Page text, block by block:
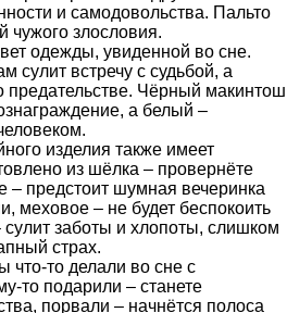
и самодовольства. Пальто
чужого злословия.
одежды, увиденной во сне.
сулит встречу с судьбой, а
предательстве. Чёрный макинтош
а белый –
изделия также имеет
из шёлка – провернёте
– предстоит шумная вечеринка
меховое – не будет беспокоить
сулит заботы и хлопоты, слишком
страх.
что-то делали во сне с
то подарили – станете
порвали – начнётся полоса